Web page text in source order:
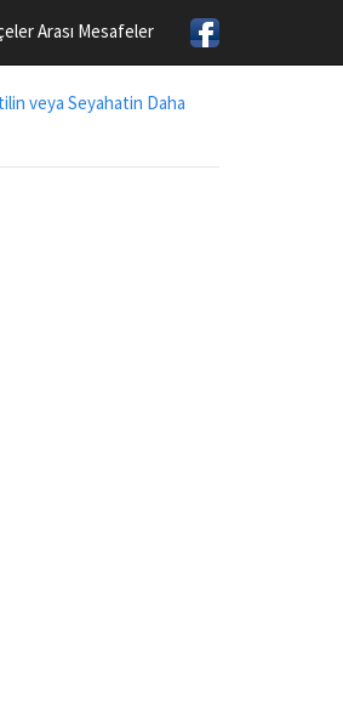
Arası Mesafeler
veya Seyahatin Daha